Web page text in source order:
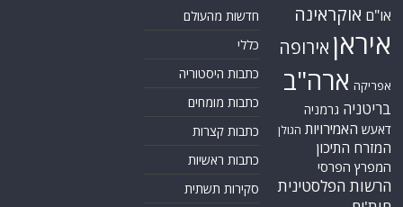
או"ם אוקראינה
איראן אירופה
אפריקה ארה"ב
בריטניה גרמניה
דאעש האמירויות הגולן
המזרח התיכון
המפרץ הפרסי
הרשות הפלסטינית
חדשות מהעולם
כללי
כתבות היסטוריה
כתבות מומחים
כתבות קצרות
כתבות ראשיות
סקירות תשתית